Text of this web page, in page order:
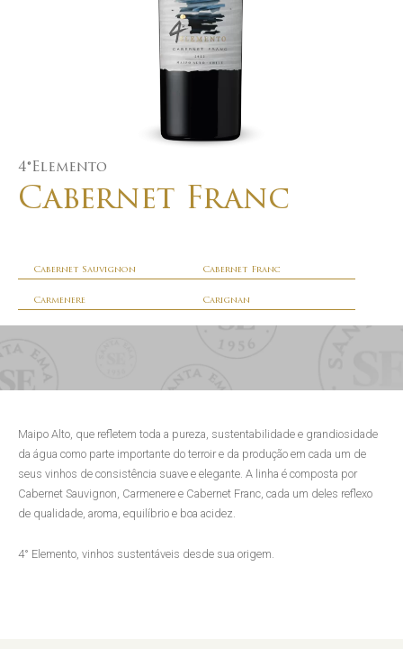
4°Elemento
Cabernet Franc
Cabernet Sauvignon Cabernet Franc
Carmenere Carignan
Maipo Alto, que refletem toda a pureza, sustentabilidade e grandiosidade
da água como parte importante do terroir e da produção em cada um de
seus vinhos de consistência suave e elegante. A linha é composta por
Cabernet Sauvignon, Carmenere e Cabernet Franc, cada um deles reflexo
de qualidade, aroma, equilíbrio e boa acidez.
4° Elemento, vinhos sustentáveis desde sua origem.